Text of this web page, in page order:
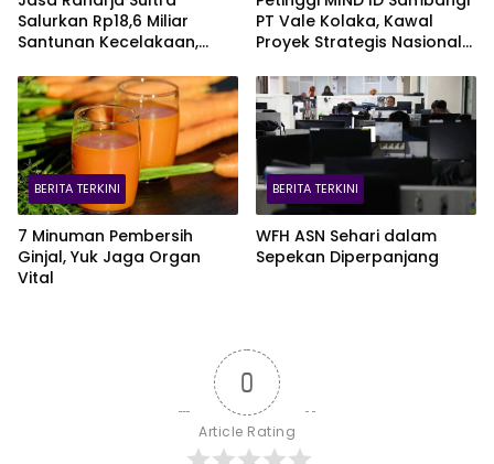
Salurkan Rp18,6 Miliar
Santunan Kecelakaan,
Terbanyak
PT Vale Kolaka, Kawal
Proyek Strategis Nasional
BERITA TERKINI
7 Minuman Pembersih
Ginjal, Yuk Jaga Organ
Vital
BERITA TERKINI
WFH ASN Sehari dalam
Sepekan Diperpanjang
0
Article Rating